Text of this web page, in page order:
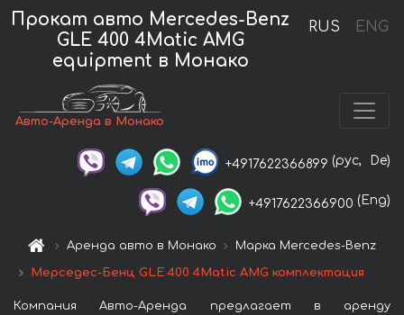
RUS ENG
Прокат авто Mercedes-Benz
GLE 400 4Matic AMG
equipment в Монако
Авто-Аренда в Монако
+4917622366899 (рус, De)
+4917622366900 (Eng)
Аренда авто в Монако Марка Mercedes-Benz
Мерседес-Бенц GLE 400 4Matic AMG комплектация
Компания Авто-Аренда предлагает в аренду